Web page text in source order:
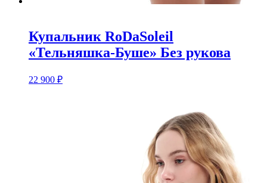
Купальник RoDaSoleil
«Тельняшка-Буше» Без рукова
22 900 ₽